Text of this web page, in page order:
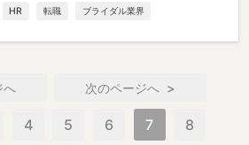
HR 転職 ブライダル業界
>
4 5 6 7 8